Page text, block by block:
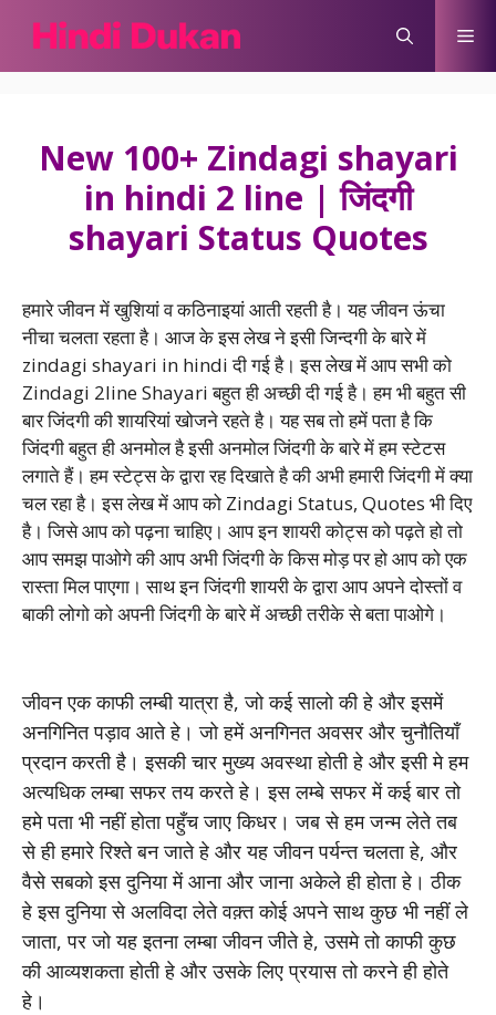
content
New 100+ Zindagi shayari
in hindi 2 line | जिंदगी
shayari Status Quotes
हमारे जीवन में खुशियां व कठिनाइयां आती रहती है। यह जीवन ऊंचा
नीचा चलता रहता है। आज के इस लेख ने इसी जिन्दगी के बारे में
zindagi shayari in hindi दी गई है। इस लेख में आप सभी को
Zindagi 2line Shayari बहुत ही अच्छी दी गई है। हम भी बहुत सी
बार जिंदगी की शायरियां खोजने रहते है। यह सब तो हमें पता है कि
जिंदगी बहुत ही अनमोल है इसी अनमोल जिंदगी के बारे में हम स्टेटस
लगाते हैं। हम स्टेट्स के द्वारा रह दिखाते है की अभी हमारी जिंदगी में क्या
चल रहा है। इस लेख में आप को Zindagi Status, Quotes भी दिए
है। जिसे आप को पढ़ना चाहिए। आप इन शायरी कोट्स को पढ़ते हो तो
आप समझ पाओगे की आप अभी जिंदगी के किस मोड़ पर हो आप को एक
रास्ता मिल पाएगा। साथ इन जिंदगी शायरी के द्वारा आप अपने दोस्तों व
बाकी लोगो को अपनी जिंदगी के बारे में अच्छी तरीके से बता पाओगे।
जीवन एक काफी लम्बी यात्रा है, जो कई सालो की हे और इसमें
अनगिनित पड़ाव आते हे। जो हमें अनगिनत अवसर और चुनौतियाँ
प्रदान करती है। इसकी चार मुख्य अवस्था होती हे और इसी मे हम
अत्यधिक लम्बा सफर तय करते हे। इस लम्बे सफर में कई बार तो
हमे पता भी नहीं होता पहुँच जाए किधर। जब से हम जन्म लेते तब
से ही हमारे रिश्ते बन जाते हे और यह जीवन पर्यन्त चलता हे, और
वैसे सबको इस दुनिया में आना और जाना अकेले ही होता हे। ठीक
हे इस दुनिया से अलविदा लेते वक़्त कोई अपने साथ कुछ भी नहीं ले
जाता, पर जो यह इतना लम्बा जीवन जीते हे, उसमे तो काफी कुछ
की आव्यशकता होती हे और उसके लिए प्रयास तो करने ही होते
हे।